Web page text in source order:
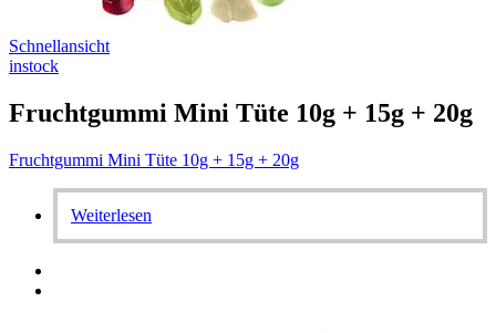
Schnellansicht
instock
Fruchtgummi Mini Tüte 10g + 15g + 20g
Fruchtgummi Mini Tüte 10g + 15g + 20g
Weiterlesen